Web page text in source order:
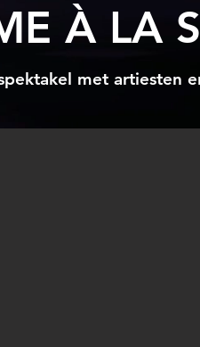
À LA
met artiesten